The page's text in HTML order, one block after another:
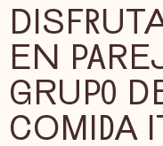
EN
GRUPO
COMIDA